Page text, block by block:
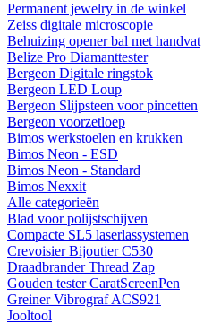
Permanent jewelry in de winkel
Zeiss digitale microscopie
Behuizing opener bal met handvat
Belize Pro Diamanttester
Bergeon Digitale ringstok
Bergeon LED Loup
Bergeon Slijpsteen voor pincetten
Bergeon voorzetloep
Bimos werkstoelen en krukken
Bimos Neon - ESD
Bimos Neon - Standard
Bimos Nexxit
Alle categorieën
Blad voor polijstschijven
Compacte SL5 laserlassystemen
Crevoisier Bijoutier C530
Draadbrander Thread Zap
Gouden tester CaratScreenPen
Greiner Vibrograf ACS921
Jooltool